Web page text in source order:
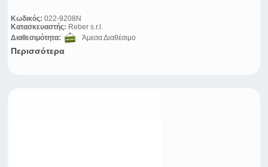
Κωδικός: 022-9208Ν
Κατασκευαστής: Reber s.r.l.
Διαθεσιμότητα:
Άμεσα Διαθέσιμο
Περισσότερα